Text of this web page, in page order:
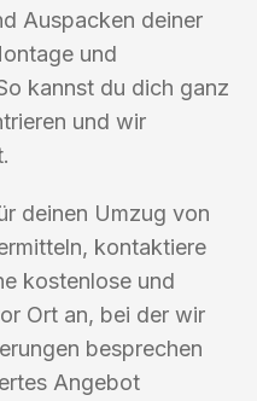
Auspacken deiner
und
kannst du dich ganz
und wir
deinen Umzug von
kontaktiere
kostenlose und
Ort an, bei der wir
besprechen
Angebot